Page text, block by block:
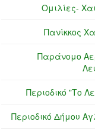
Ομιλίες-
Πανίκκος
Παράνομο
Περιοδικό "Το
Περιοδικό Δήμου